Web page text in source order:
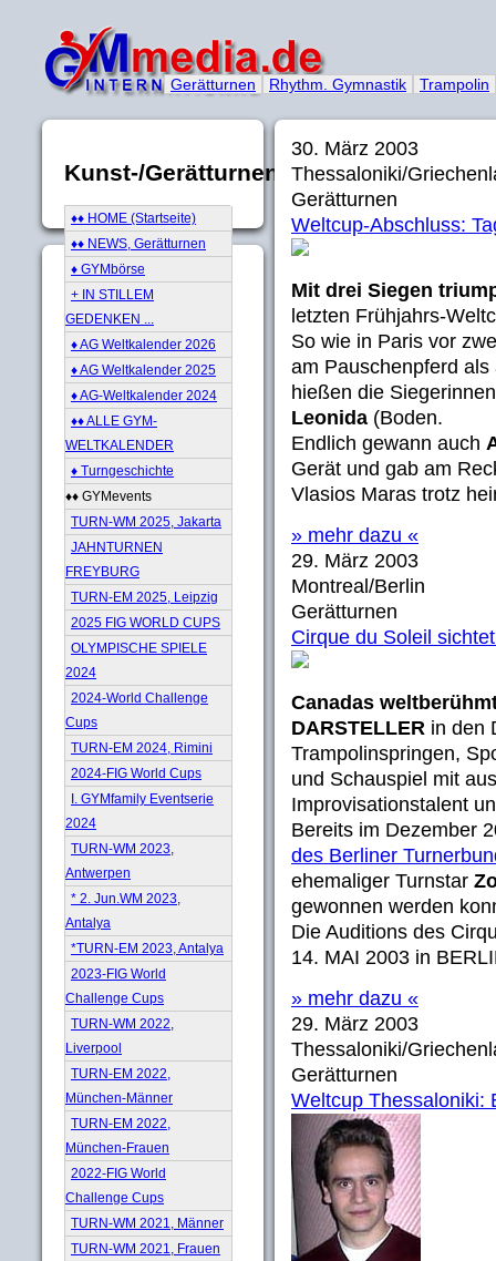
Gerätturnen Rhythm. Gymnastik Trampolin
Kunst-/Gerätturnen
♦♦ HOME (Startseite)
♦♦ NEWS, Gerätturnen
♦ GYMbörse
+ IN STILLEM
GEDENKEN ...
♦ AG Weltkalender 2026
♦ AG Weltkalender 2025
♦ AG-Weltkalender 2024
♦♦ ALLE GYM-
WELTKALENDER
♦ Turngeschichte
♦♦ GYMevents
TURN-WM 2025, Jakarta
JAHNTURNEN
FREYBURG
TURN-EM 2025, Leipzig
2025 FIG WORLD CUPS
OLYMPISCHE SPIELE
2024
2024-World Challenge
Cups
TURN-EM 2024, Rimini
2024-FIG World Cups
I. GYMfamily Eventserie
2024
TURN-WM 2023,
Antwerpen
* 2. Jun.WM 2023,
Antalya
*TURN-EM 2023, Antalya
2023-FIG World
Challenge Cups
TURN-WM 2022,
Liverpool
TURN-EM 2022,
München-Männer
TURN-EM 2022,
München-Frauen
2022-FIG World
Challenge Cups
TURN-WM 2021, Männer
TURN-WM 2021, Frauen
30. März 2003
Thessaloniki/
Gerätturnen
Weltcup-Abschluss:
Mit drei Siegen
letzten Frühjahrs-
So wie in Paris vor
am Pauschenpferd
hießen die
Leonida (Boden.
Endlich gewann auch
Gerät und gab am
Vlasios Maras trotz
» mehr dazu «
29. März 2003
Montreal/Berlin
Gerätturnen
Cirque du Soleil
Canadas
DARSTELLER in den
Trampolinspringen,
und Schauspiel mit
Improvisationstalent
Bereits im Dezember
des Berliner
ehemaliger Turnstar
gewonnen werden
Die Auditions des
14. MAI 2003 in
» mehr dazu «
29. März 2003
Thessaloniki/
Gerätturnen
Weltcup Thessaloniki: